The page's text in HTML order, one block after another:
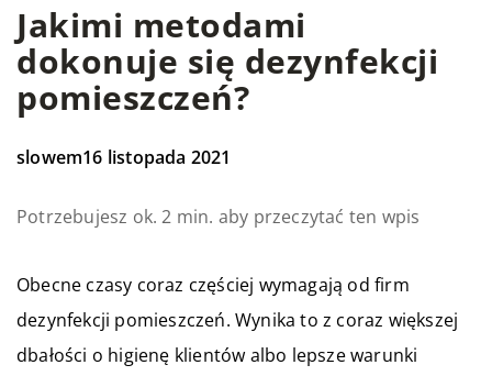
Jakimi metodami
dokonuje się dezynfekcji
pomieszczeń?
slowem16 listopada 2021
Potrzebujesz ok. 2 min. aby przeczytać ten wpis
Obecne czasy coraz częściej wymagają od firm
dezynfekcji pomieszczeń. Wynika to z coraz większej
dbałości o higienę klientów albo lepsze warunki